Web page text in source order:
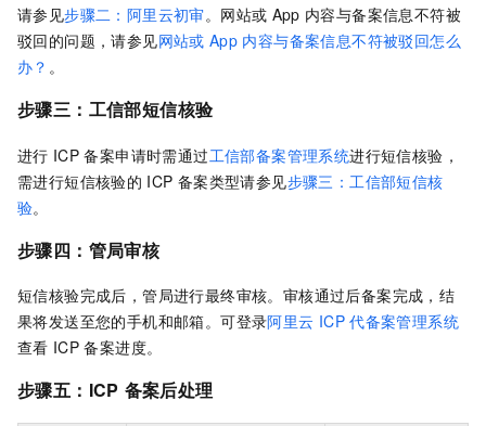
请参见步骤二：阿里云初审。 网站或 App 内容与备案信息不符被
驳回的问题，请参见网站或 App 内容与备案信息不符被驳回怎么
办？ 。
步骤三：工信部短信核验
进行 ICP 备案申请时需通过工信部备案管理系统进行短信核验 ，
需进行短信核验的 ICP 备案类型请参见步骤三：工信部短信核
验。
步骤四：管局审核
短信核验完成后，管局进行最终审核。审核通过后备案完成，结
果将发送至您的手机和邮箱。可登录阿里云 ICP 代备案管理系统
查看 ICP 备案进度。
步骤五：ICP 备案后处理